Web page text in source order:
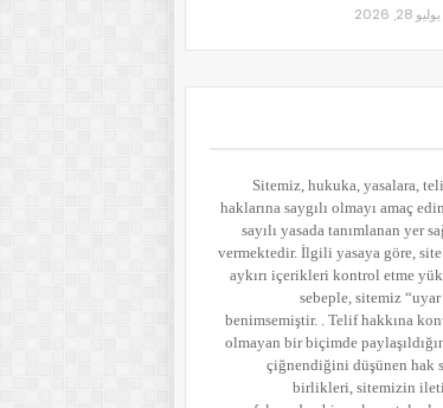
يوليو 28, 2026
Sitemiz, hukuka, yasalara,
haklarına saygılı olmayı amaç
sayılı yasada tanımlanan yer
vermektedir. İlgili yasaya göre,
aykırı içerikleri kontrol etme
sebeple, sitemiz
benimsemiştir. . Telif hakkına
olmayan bir biçimde
çiğnendiğini düşünen hak
birlikleri, sitemizin